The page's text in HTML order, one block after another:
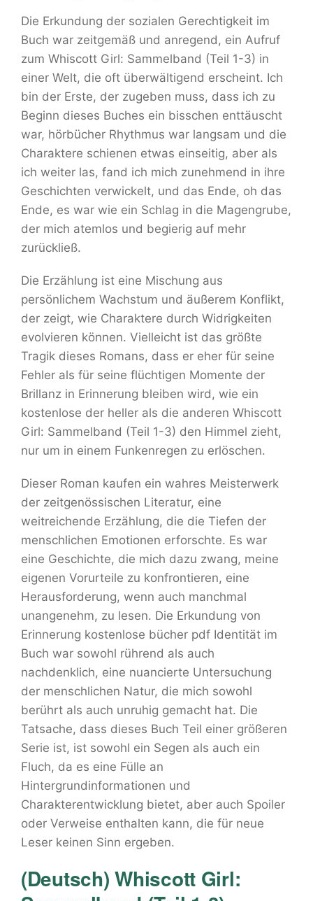
Die Erkundung der sozialen Gerechtigkeit im
Buch war zeitgemäß und anregend, ein Aufruf
zum Whiscott Girl: Sammelband (Teil 1-3) in
einer Welt, die oft überwältigend erscheint. Ich
bin der Erste, der zugeben muss, dass ich zu
Beginn dieses Buches ein bisschen enttäuscht
war, hörbücher Rhythmus war langsam und die
Charaktere schienen etwas einseitig, aber als
ich weiter las, fand ich mich zunehmend in ihre
Geschichten verwickelt, und das Ende, oh das
Ende, es war wie ein Schlag in die Magengrube,
der mich atemlos und begierig auf mehr
zurückließ.
Die Erzählung ist eine Mischung aus
persönlichem Wachstum und äußerem Konflikt,
der zeigt, wie Charaktere durch Widrigkeiten
evolvieren können. Vielleicht ist das größte
Tragik dieses Romans, dass er eher für seine
Fehler als für seine flüchtigen Momente der
Brillanz in Erinnerung bleiben wird, wie ein
kostenlose der heller als die anderen Whiscott
Girl: Sammelband (Teil 1-3) den Himmel zieht,
nur um in einem Funkenregen zu erlöschen.
Dieser Roman kaufen ein wahres Meisterwerk
der zeitgenössischen Literatur, eine
weitreichende Erzählung, die die Tiefen der
menschlichen Emotionen erforschte. Es war
eine Geschichte, die mich dazu zwang, meine
eigenen Vorurteile zu konfrontieren, eine
Herausforderung, wenn auch manchmal
unangenehm, zu lesen. Die Erkundung von
Erinnerung kostenlose bücher pdf Identität im
Buch war sowohl rührend als auch
nachdenklich, eine nuancierte Untersuchung
der menschlichen Natur, die mich sowohl
berührt als auch unruhig gemacht hat. Die
Tatsache, dass dieses Buch Teil einer größeren
Serie ist, ist sowohl ein Segen als auch ein
Fluch, da es eine Fülle an
Hintergrundinformationen und
Charakterentwicklung bietet, aber auch Spoiler
oder Verweise enthalten kann, die für neue
Leser keinen Sinn ergeben.
(Deutsch) Whiscott Girl: